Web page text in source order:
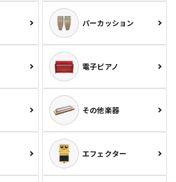
パーカッション
電子ピアノ
その他楽器
エフェクター